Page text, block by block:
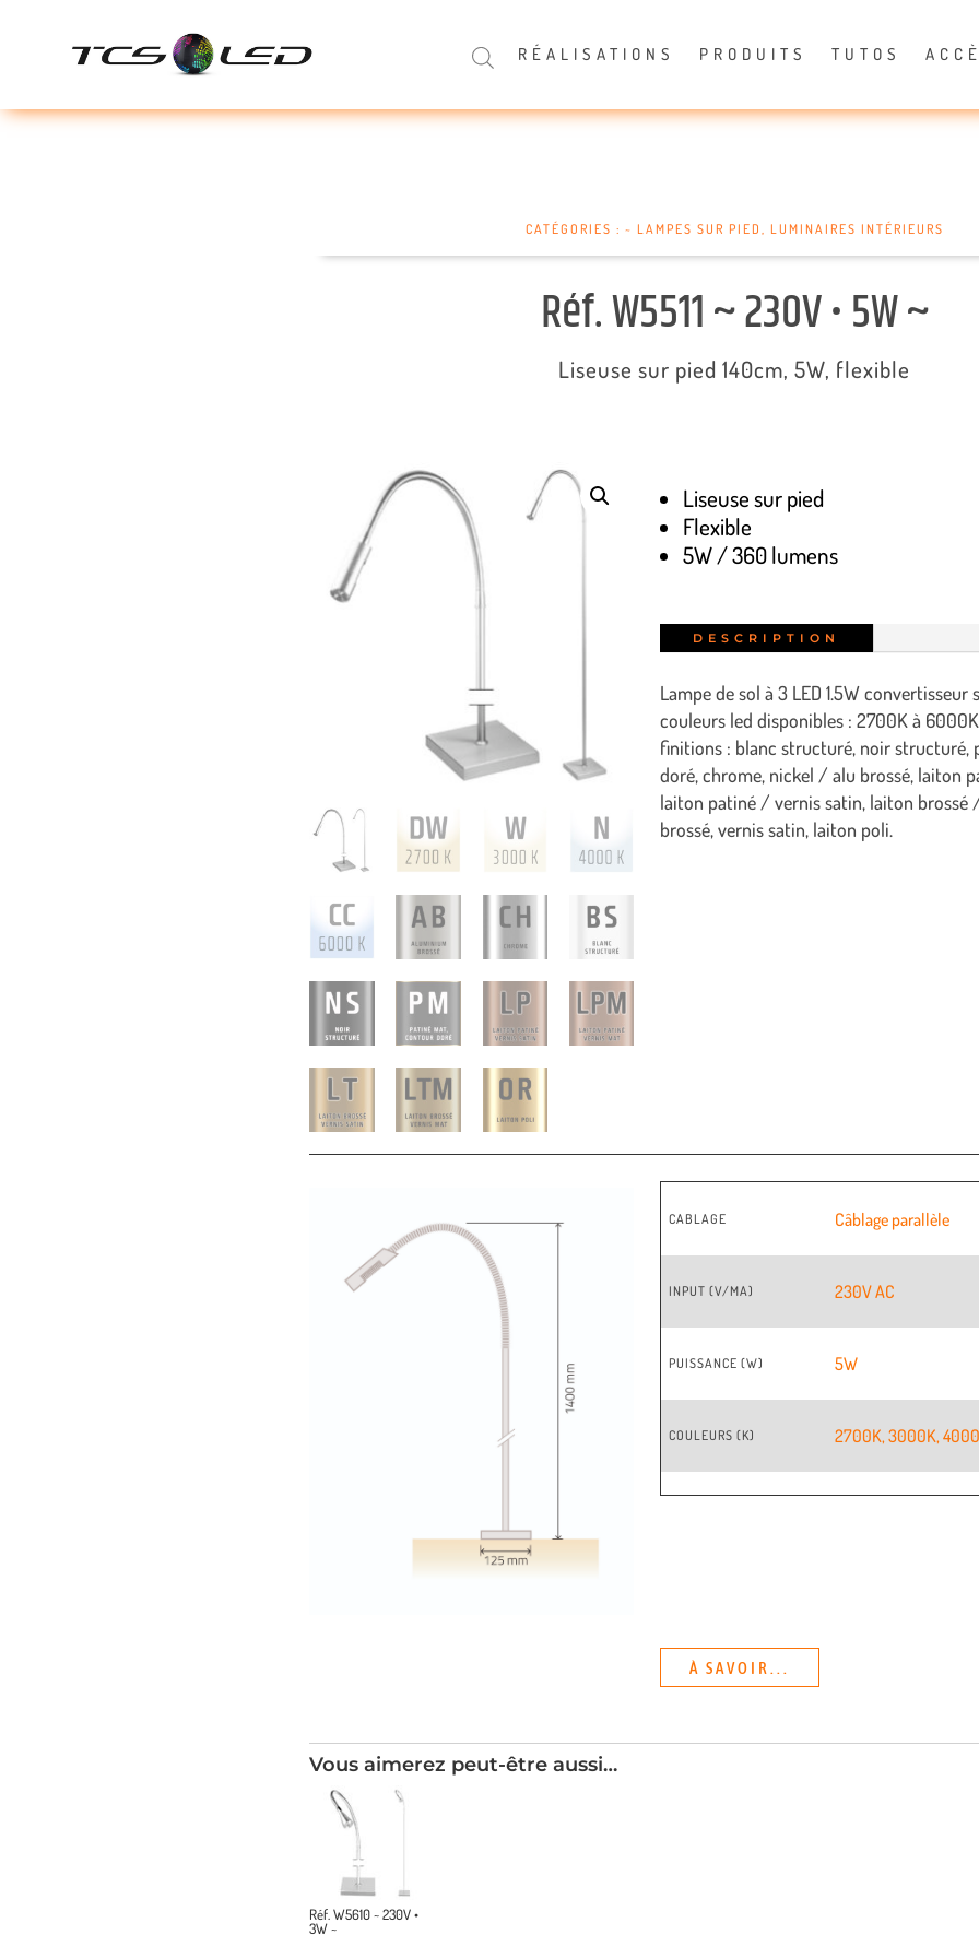
RÉALISATIONS PRODUITS TUTOS
CATÉGORIES : ~ LAMPES SUR PIED , LUMINAIRES INTÉRIEURS
Réf. W5511 ~ 230V • 5W ~
Liseuse sur pied 140cm, 5W, flexible
Liseuse sur pied
Flexible
5W / 360 lumens
DESCRIPTION
Lampe de sol à 3 LED 1.5W convertisseur
couleurs led disponibles : 2700K à
finitions : blanc structuré, noir structuré,
doré, chrome, nickel / alu brossé, laiton
laiton patiné / vernis satin, laiton brossé
brossé, vernis satin, laiton poli.
CABLAGE Câblage parallèle
INPUT (V/MA) 230V AC
PUISSANCE (W) 5W
COULEURS (K) 2700K,3000K,
À SAVOIR...
Vous aimerez peut-être aussi…
Réf. W5610 ~ 230V •
3W ~